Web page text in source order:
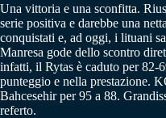
Una vittoria e una sconfitta.
serie positiva e darebbe una
conquistati e, ad oggi, i lituani
Manresa gode dello scontro
infatti, il Rytas è caduto per 82-
punteggio e nella prestazione.
Bahcesehir per 95 a 88.
referto.